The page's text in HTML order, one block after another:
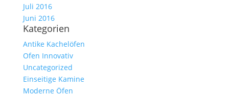
Juli 2016
Juni 2016
Kategorien
Antike Kachelöfen
Ofen Innovativ
Uncategorized
Einseitige Kamine
Moderne Öfen